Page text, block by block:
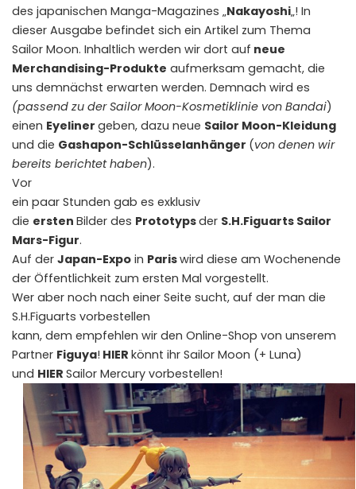
des japanischen Manga-Magazines „Nakayoshi„! In
dieser Ausgabe befindet sich ein Artikel zum Thema
Sailor Moon. Inhaltlich werden wir dort auf neue
Merchandising-Produkte aufmerksam gemacht, die
uns demnächst erwarten werden. Demnach wird es
(passend zu der Sailor Moon-Kosmetiklinie von Bandai)
einen Eyeliner geben, dazu neue Sailor Moon-Kleidung
und die Gashapon-Schlüsselanhänger (von denen wir
bereits berichtet haben).
Vor
ein paar Stunden gab es exklusiv
die ersten Bilder des Prototypsder S.H.Figuarts Sailor
Mars-Figur.
Auf der Japan-Expo in Pariswird diese am Wochenende
der Öffentlichkeit zum ersten Mal vorgestellt.
Wer aber noch nach einer Seite sucht, auf der man die
S.H.Figuarts vorbestellen
kann, dem empfehlen wir den Online-Shop von unserem
Partner Figuya! HIER könnt ihr Sailor Moon (+ Luna)
und HIER Sailor Mercury vorbestellen!